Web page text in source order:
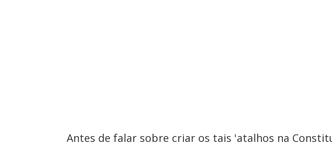
Antes de falar sobre criar os tais 'atalhos na